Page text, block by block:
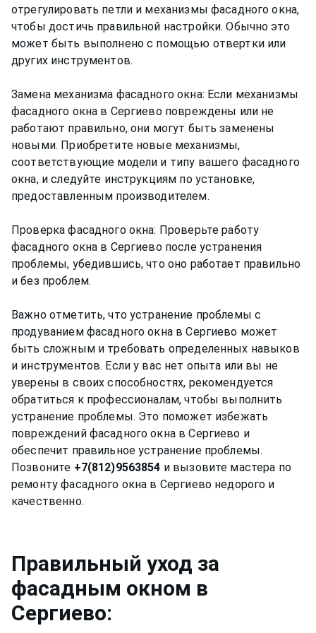
отрегулировать петли и механизмы фасадного окна,
чтобы достичь правильной настройки. Обычно это
может быть выполнено с помощью отвертки или
других инструментов.
Замена механизма фасадного окна: Если механизмы
фасадного окна в Сергиево повреждены или не
работают правильно, они могут быть заменены
новыми. Приобретите новые механизмы,
соответствующие модели и типу вашего фасадного
окна, и следуйте инструкциям по установке,
предоставленным производителем.
Проверка фасадного окна: Проверьте работу
фасадного окна в Сергиево после устранения
проблемы, убедившись, что оно работает правильно
и без проблем.
Важно отметить, что устранение проблемы с
продуванием фасадного окна в Сергиево может
быть сложным и требовать определенных навыков
и инструментов. Если у вас нет опыта или вы не
уверены в своих способностях, рекомендуется
обратиться к профессионалам, чтобы выполнить
устранение проблемы. Это поможет избежать
повреждений фасадного окна в Сергиево и
обеспечит правильное устранение проблемы.
Позвоните +7(812)9563854 и вызовите мастера по
ремонту фасадного окна в Сергиево недорого и
Правильный уход за
фасадным окном в
Сергиево: